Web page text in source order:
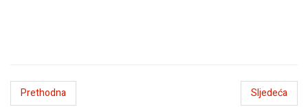
Prethodna Sljedeća